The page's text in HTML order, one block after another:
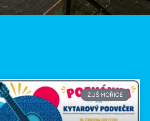
ZUŠ HOŘICE